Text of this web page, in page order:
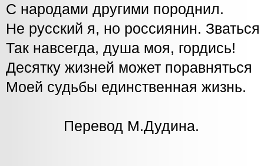
С народами другими породнил.
Не русский я, но россиянин. Зваться
Так навсегда, душа моя, гордись!
Десятку жизней может поравняться
Моей судьбы единственная жизнь.
Перевод М.Дудина.